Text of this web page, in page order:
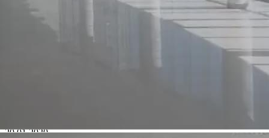
20.01.2020